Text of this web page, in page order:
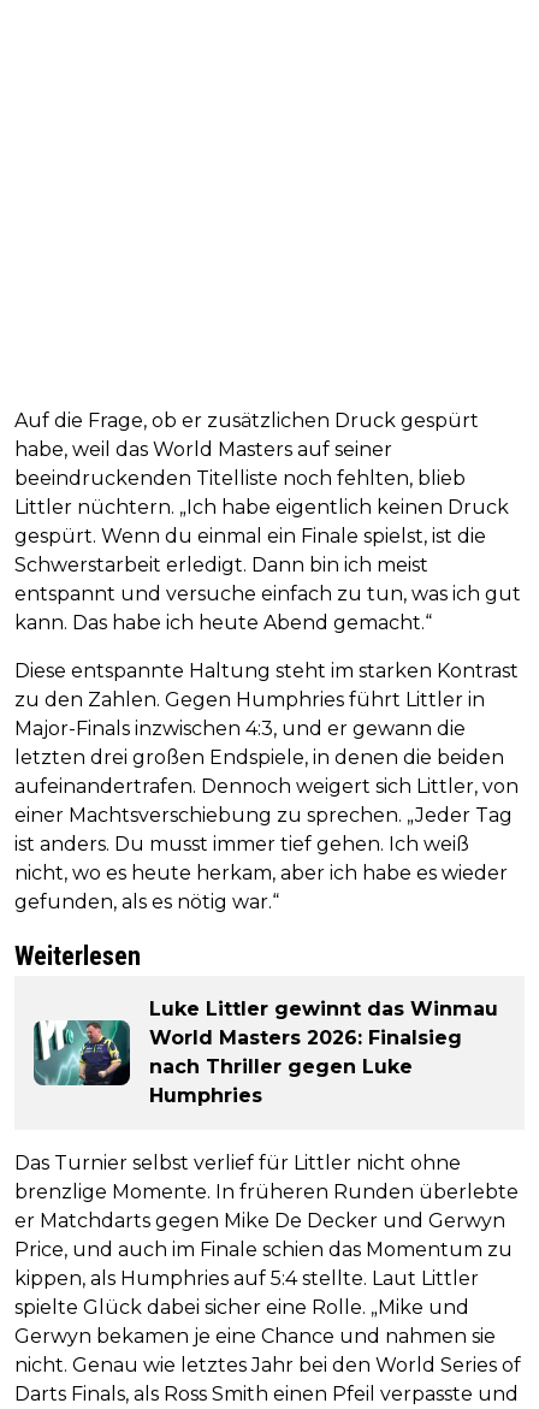
Auf die Frage, ob er zusätzlichen Druck gespürt
habe, weil das World Masters auf seiner
beeindruckenden Titelliste noch fehlten, blieb
Littler nüchtern. „Ich habe eigentlich keinen Druck
gespürt. Wenn du einmal ein Finale spielst, ist die
Schwerstarbeit erledigt. Dann bin ich meist
entspannt und versuche einfach zu tun, was ich gut
kann. Das habe ich heute Abend gemacht.“
Diese entspannte Haltung steht im starken Kontrast
zu den Zahlen. Gegen Humphries führt Littler in
Major-Finals inzwischen 4:3, und er gewann die
letzten drei großen Endspiele, in denen die beiden
aufeinandertrafen. Dennoch weigert sich Littler, von
einer Machtsverschiebung zu sprechen. „Jeder Tag
ist anders. Du musst immer tief gehen. Ich weiß
nicht, wo es heute herkam, aber ich habe es wieder
gefunden, als es nötig war.“
Weiterlesen
Luke Littler gewinnt das Winmau
World Masters 2026: Finalsieg
nach Thriller gegen Luke
Humphries
Das Turnier selbst verlief für Littler nicht ohne
brenzlige Momente. In früheren Runden überlebte
er Matchdarts gegen Mike De Decker und Gerwyn
Price, und auch im Finale schien das Momentum zu
kippen, als Humphries auf 5:4 stellte. Laut Littler
spielte Glück dabei sicher eine Rolle. „Mike und
Gerwyn bekamen je eine Chance und nahmen sie
nicht. Genau wie letztes Jahr bei den World Series of
Darts Finals, als Ross Smith einen Pfeil verpasste und